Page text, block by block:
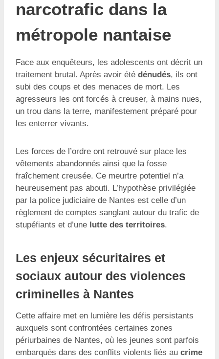
narcotrafic dans la
métropole nantaise
Face aux enquêteurs, les adolescents ont décrit un
traitement brutal. Après avoir été dénudés, ils ont
subi des coups et des menaces de mort. Les
agresseurs les ont forcés à creuser, à mains nues,
un trou dans la terre, manifestement préparé pour
les enterrer vivants.
Les forces de l’ordre ont retrouvé sur place les
vêtements abandonnés ainsi que la fosse
fraîchement creusée. Ce meurtre potentiel n’a
heureusement pas abouti. L’hypothèse privilégiée
par la police judiciaire de Nantes est celle d’un
règlement de comptes sanglant autour du trafic de
stupéfiants et d’une lutte des territoires.
Les enjeux sécuritaires et
sociaux autour des violences
criminelles à Nantes
Cette affaire met en lumière les défis persistants
auxquels sont confrontées certaines zones
périurbaines de Nantes, où les jeunes sont parfois
embarqués dans des conflits violents liés au crime